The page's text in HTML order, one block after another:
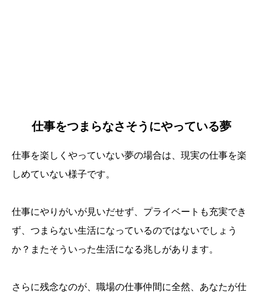
仕事をつまらなさそうにやっている夢
仕事を楽しくやっていない夢の場合は、現実の仕事を楽
しめていない様子です。
仕事にやりがいが見いだせず、プライベートも充実でき
ず、つまらない生活になっているのではないでしょう
か？またそういった生活になる兆しがあります。
さらに残念なのが、職場の仕事仲間に全然、あなたが仕